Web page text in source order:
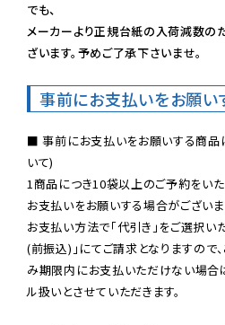
でも、
メーカーより正規台紙の入荷減数の
ざいます。予めご了承下さいませ。
事前にお支払いをお願い
■ 事前にお支払いをお願いする商品
いて)
1商品につき10袋以上のご予約をい
お支払いをお願いする場合がございま
お支払い方法で「代引き」をご選択い
(前振込)」にてご請求となりますので
み期限内にお支払いただけない場合
ル扱いとさせていただきます。